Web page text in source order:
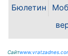
спряно
Бюлетин
Сайт